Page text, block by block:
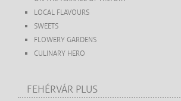
LOCAL FLAVOURS
SWEETS
FLOWERY GARDENS
CULINARY HERO
FEHÉRVÁR PLUS